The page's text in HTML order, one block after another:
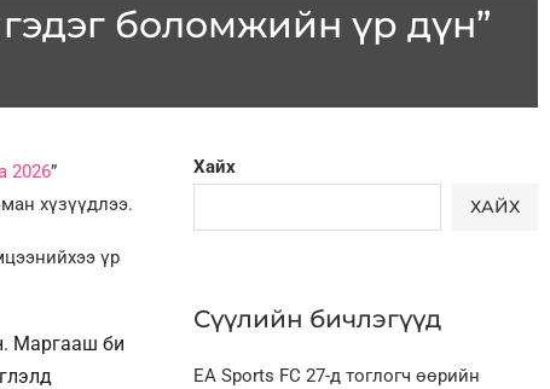
боломжийн үр дүн”
2026”
хүзүүдлээ.
үр
Маргааш би
Хайх
ХАЙХ
Сүүлийн бичлэгүүд
EA Sports FC 27-д тоглогч өөрийн